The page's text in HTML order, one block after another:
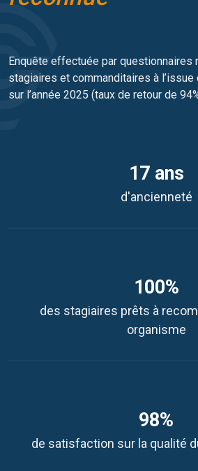
Enquête effectuée par questionnaires
stagiaires et commanditaires à
sur l’année 2025 (taux de retour de
17 ans
d'ancienneté
100%
des stagiaires prêts à
organisme
98%
de satisfaction sur la qualité